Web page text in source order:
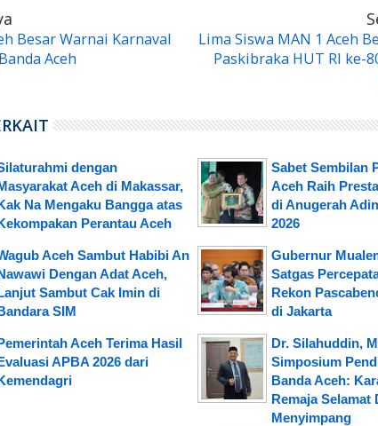
Besar Warnai Karnaval
Aceh
Lima Siswa MAN 1 Aceh
Paskibraka HUT RI ke-
dengan
Aceh di Makassar,
Na Mengaku Bangga atas
Perantau Aceh
Sabet Sembilan
Aceh Raih
di Anugerah
2026
Aceh Sambut Habibi An
Dengan Adat Aceh,
Sambut Cak Imin di
SIM
Gubernur
Satgas
Rekon
di Jakarta
Aceh Terima Hasil
APBA 2026 dari
Dr. Silahuddin,
Simposium
Banda Aceh:
Remaja Selamat
Menyimpang